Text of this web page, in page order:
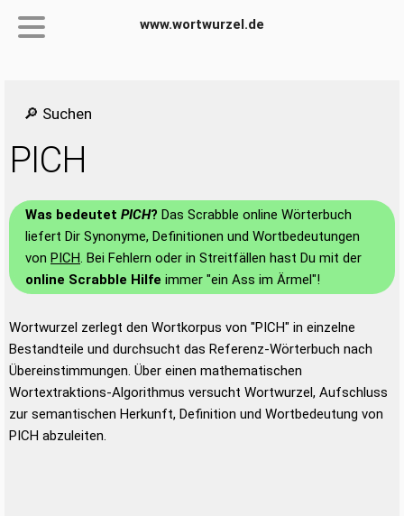
www.wortwurzel.de
🔎 Suchen
PICH
Was bedeutet PICH? Das Scrabble online Wörterbuch
liefert Dir Synonyme, Definitionen und Wortbedeutungen
von PICH. Bei Fehlern oder in Streitfällen hast Du mit der
online Scrabble Hilfe immer "ein Ass im Ärmel"!
Wortwurzel zerlegt den Wortkorpus von "PICH" in einzelne
Bestandteile und durchsucht das Referenz-Wörterbuch nach
Übereinstimmungen. Über einen mathematischen
Wortextraktions-Algorithmus versucht Wortwurzel, Aufschluss
zur semantischen Herkunft, Definition und Wortbedeutung von
PICH abzuleiten.